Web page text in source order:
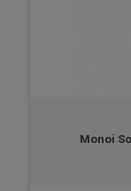
Monoi